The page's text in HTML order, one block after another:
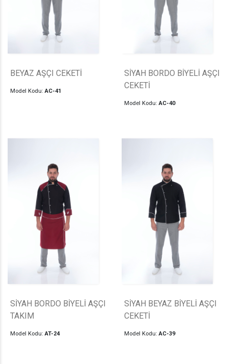
BEYAZ AŞÇI CEKETİ
Model Kodu:AC-41
SİYAH BORDO BİYELİ AŞÇI
CEKETİ
Model Kodu:AC-40
SİYAH BORDO BİYELİ AŞÇI
TAKIM
Model Kodu:AT-24
SİYAH BEYAZ BİYELİ AŞÇI
CEKETİ
Model Kodu:AC-39